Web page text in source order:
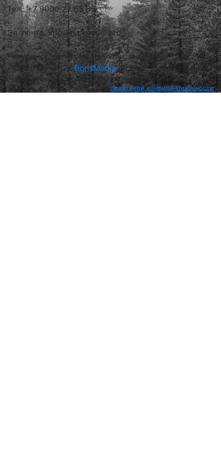
Тел.: +7 9000 27 65 65
Эл. почта: info@borismedia.ru
Челябинск, Дмитрия Неаполитанова, 48 , офис 53
2013 – 2026 BorisMedia, Все права защищены
Находясь на сайте borismedia.ru вы соглашетесь с нашей
политикой конфиденциальности